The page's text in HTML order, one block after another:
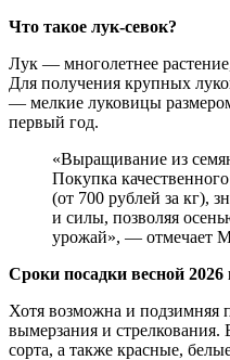
Что такое лук-севок?
Лук — многолетнее
Для получения крупных
— мелкие луковицы
первый год.
«Выращивание из семян — долгий процесс.
Покупка
(от 700 рублей за кг),
и силы, позволяя
урожай», — отмечает
Сроки посадки весной 2026
Хотя возможна и подзимняя
вымерзания и
сорта, а также красные,